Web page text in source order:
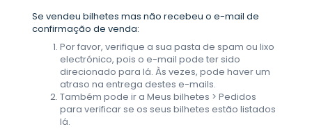
Se vendeu bilhetes mas não recebeu o e-mail de
confirmação de venda:
Por favor, verifique a sua pasta de spam ou lixo
electrónico, pois o e-mail pode ter sido
direcionado para lá. Às vezes, pode haver um
atraso na entrega destes e-mails.
Também pode ir a Meus bilhetes > Pedidos
para verificar se os seus bilhetes estão listados
lá.